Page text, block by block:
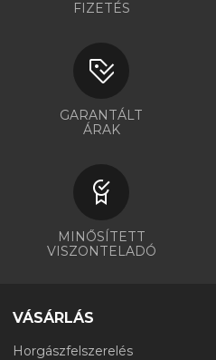
FIZETÉS
GARANTÁLT
ÁRAK
MINŐSÍTETT
VISZONTELADÓ
VÁSÁRLÁS
Horgászfelszerelés